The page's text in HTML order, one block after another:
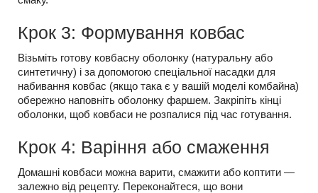
Крок 3: Формування ковбас
Візьміть готову ковбасну оболонку (натуральну або
синтетичну) і за допомогою спеціальної насадки для
набивання ковбас (якщо така є у вашій моделі комбайна)
обережно наповніть оболонку фаршем. Закріпіть кінці
оболонки, щоб ковбаси не розпалися під час готування.
Крок 4: Варіння або смаження
Домашні ковбаси можна варити, смажити або коптити —
залежно від рецепту. Переконайтеся, що вони